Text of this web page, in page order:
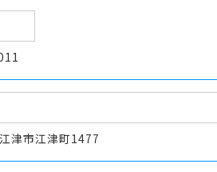
津市江津町1477